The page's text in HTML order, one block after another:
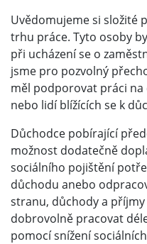
Uvědomujeme si složité
trhu práce. Tyto osoby
při ucházení se o
jsme pro pozvolný
měl podporovat práci na
nebo lidí blížících se k
Důchodce pobírající
možnost dodatečně
sociálního pojištění
důchodu anebo
stranu, důchody a
dobrovolně pracovat
pomocí snížení